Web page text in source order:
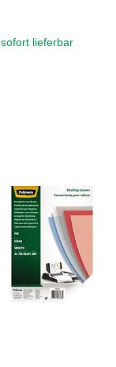
sofort lieferbar